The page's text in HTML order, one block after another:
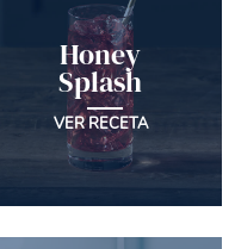
Honey
Splash
VER RECETA